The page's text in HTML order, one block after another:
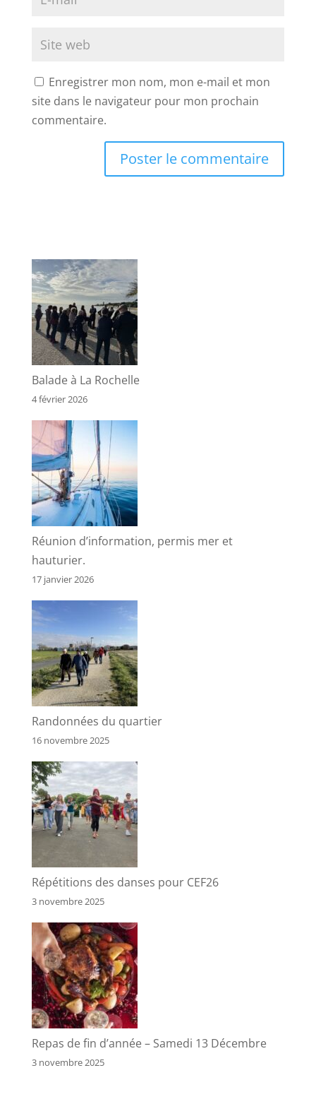
Enregistrer mon nom, mon e-mail et mon
site dans le navigateur pour mon prochain
commentaire.
Balade à La Rochelle
4 février 2026
Réunion d’information, permis mer et
hauturier.
17 janvier 2026
Randonnées du quartier
16 novembre 2025
Répétitions des danses pour CEF26
3 novembre 2025
Repas de fin d’année – Samedi 13 Décembre
3 novembre 2025